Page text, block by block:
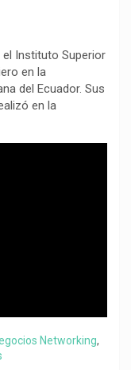
Instituto Superior
en la
del Ecuador. Sus
en la
Networking,